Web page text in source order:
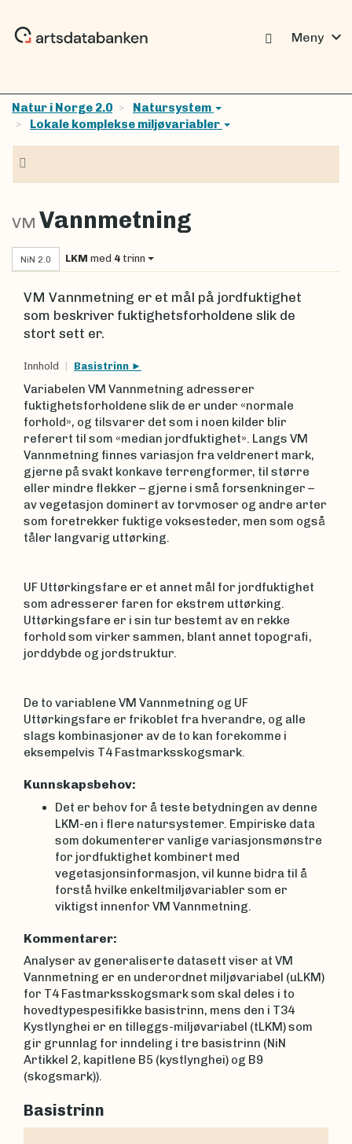
Meny expand_more
Natur i Norge 2.0
Natursystem
Lokale komplekse miljøvariabler
VM Vannmetning
NiN 2.0 LKM med 4 trinn
VM Vannmetning er et mål på jordfuktighet
som beskriver fuktighetsforholdene slik de
stort sett er.
Innhold Basistrinn
Variabelen VM Vannmetning adresserer
fuktighetsforholdene slik de er under «normale
forhold», og tilsvarer det som i noen kilder blir
referert til som «median jordfuktighet». Langs VM
Vannmetning finnes variasjon fra veldrenert mark,
gjerne på svakt konkave terrengformer, til større
eller mindre flekker – gjerne i små forsenkninger –
av vegetasjon dominert av torvmoser og andre arter
som foretrekker fuktige voksesteder, men som også
tåler langvarig uttørking.
UF Uttørkingsfare er et annet mål for jordfuktighet
som adresserer faren for ekstrem uttørking.
Uttørkingsfare er i sin tur bestemt av en rekke
forhold som virker sammen, blant annet topografi,
jorddybde og jordstruktur.
De to variablene VM Vannmetning og UF
Uttørkingsfare er frikoblet fra hverandre, og alle
slags kombinasjoner av de to kan forekomme i
eksempelvis T4 Fastmarksskogsmark.
Kunnskapsbehov:
Det er behov for å teste betydningen av denne
LKM-en i flere natursystemer. Empiriske data
som dokumenterer vanlige variasjonsmønstre
for jordfuktighet kombinert med
vegetasjonsinformasjon, vil kunne bidra til å
forstå hvilke enkeltmiljøvariabler som er
viktigst innenfor VM Vannmetning.
Kommentarer:
Analyser av generaliserte datasett viser at VM
Vannmetning er en underordnet miljøvariabel (uLKM)
for T4 Fastmarksskogsmark som skal deles i to
hovedtypespesifikke basistrinn, mens den i T34
Kystlynghei er en tilleggs-miljøvariabel (tLKM) som
gir grunnlag for inndeling i tre basistrinn (NiN
Artikkel 2, kapitlene B5 (kystlynghei) og B9
(skogsmark)).
Basistrinn